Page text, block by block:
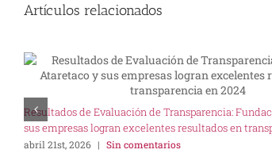
Artículos relacionados
Resultados de Evaluación de Transparencia:
sus empresas logran excelentes resultados en
abril 21st, 2026 | Sin comentarios